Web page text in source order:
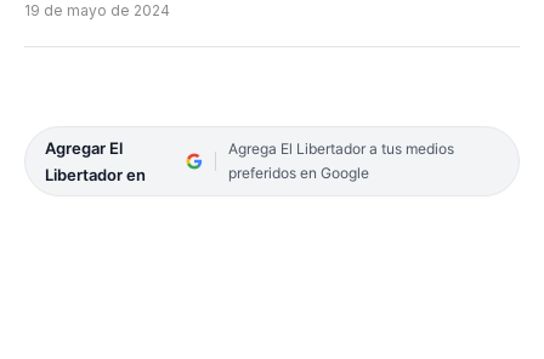
19 de mayo de 2024
Agregar El
Libertador en
Agrega El Libertador a tus medios
preferidos en Google